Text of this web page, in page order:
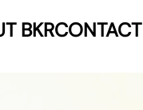
BKRCONTACT